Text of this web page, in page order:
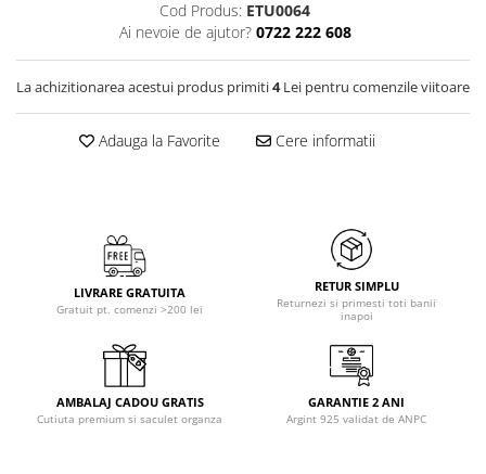
Cod Produs: ETU0064
Ai nevoie de ajutor? 0722 222 608
La achizitionarea acestui produs primiti4Lei pentru comenzile viitoare
Adauga la Favorite Cere informatii
LIVRARE GRATUITA
Gratuit pt. comenzi >200 lei
RETUR SIMPLU
Returnezi si primesti toti banii
inapoi
AMBALAJ CADOU GRATIS
Cutiuta premium si saculet organza
GARANTIE 2 ANI
Argint 925 validat de ANPC